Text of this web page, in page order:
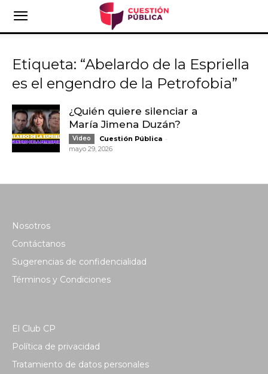
Etiqueta: “Abelardo de la Espriella
es el engendro de la Petrofobia”
¿Quién quiere silenciar a
María Jimena Duzán?
Video Cuestión Pública -
mayo 29, 2026
Nosotros
Contáctanos
Sugerencias de confidencialidad
Términos y Condiciones
El Club CP
Política de privacidad
Tratamiento de datos personales